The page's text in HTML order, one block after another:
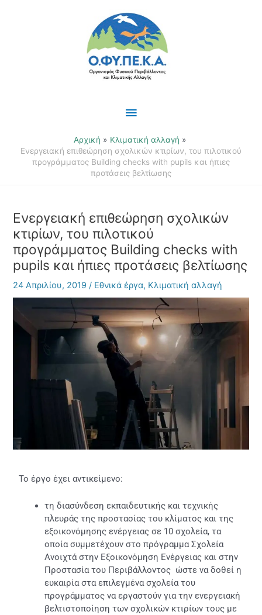
Κύριο
Μενού
Αρχική
Κλιματική αλλαγή
Ενεργειακή επιθεώρηση σχολικών κτιρίων, του πιλοτικού
προγράμματος Building checks with pupils και ήπιες
προτάσεις βελτίωσης
Ενεργειακή επιθεώρηση σχολικών
κτιρίων, του πιλοτικού
προγράμματος Building checks with
pupils και ήπιες προτάσεις βελτίωσης
24 Απριλίου, 2019/ Εθνικά έργα, Κλιματική αλλαγή
Το έργο έχει αντικείμενο:
τη διασύνδεση εκπαιδευτικής και τεχνικής
πλευράς της προστασίας του κλίματος και της
εξοικονόμησης ενέργειας σε 10 σχολεία, τα
οποία συμμετέχουν στο πρόγραμμα Σχολεία
Ανοιχτά στην Εξοικονόμηση Ενέργειας και στην
Προστασία του Περιβάλλοντος ώστε να δοθεί η
ευκαιρία στα επιλεγμένα σχολεία του
προγράμματος να εργαστούν για την ενεργειακή
βελτιστοποίηση των σχολικών κτιρίων τους με